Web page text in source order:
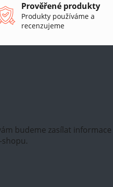
Prověřené produkty
Produkty používáme a
recenzujeme
budeme zasílat